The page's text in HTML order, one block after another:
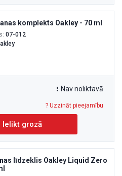
komplekts Oakley - 70 ml
07-012
Nav noliktavā
? Uzzināt pieejamību
Ielikt grozā
līdzeklis Oakley Liquid Zero